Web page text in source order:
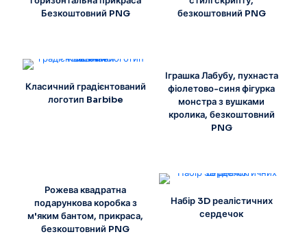
Безкоштовний PNG
безкоштовний PNG
Класичний градієнтований
логотип Barbibe
Іграшка Лабубу, пухнаста
фіолетово-синя фігурка
монстра з вушками
кролика, безкоштовний
PNG
Рожева квадратна
подарункова коробка з
м'яким бантом, прикраса,
безкоштовний PNG
Набір 3D реалістичних
сердечок